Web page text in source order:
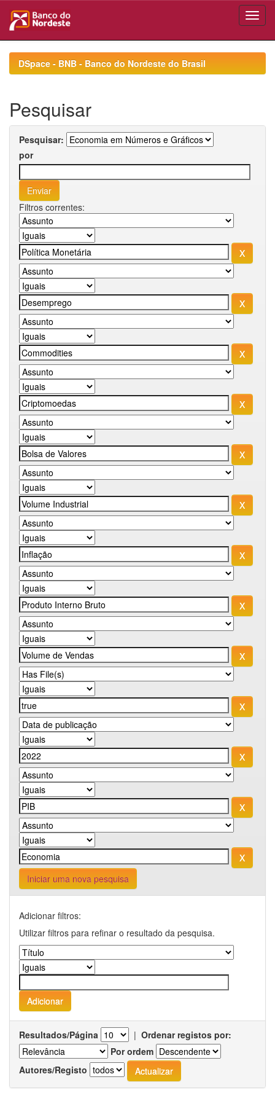
navigationDSpace - BNB - Banco do Nordeste do Brasil
Pesquisar
Pesquisar:
por
Filtros correntes:
Iniciar uma nova pesquisa
Adicionar filtros:
Utilizar filtros para refinar o resultado da pesquisa.
Resultados/Página | Ordenar registos por:
Por ordem
Autores/Registo